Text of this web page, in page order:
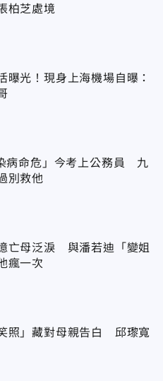
柏芝處境
曝光！現身上海機場自曝：
病命危」今考上公務員 九
別救他
亡母泛淚 與潘若迪「變姐
瘋一次
照」藏對母親告白 邱瓈寬